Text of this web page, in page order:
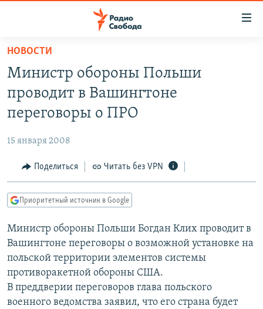
упрощенного
доступа
основному
Вернутся
Вернутся
поиску
АВТОРСКИЕ ПРОЕКТЫ
МНЕНИЯ
КУЛЬТУРА
КАВКАЗ.РЕАЛИИ
СЕВЕР.РЕАЛИИ
СИБИРЬ.РЕАЛИИ
РАСПИСАНИЕ ВЕЩАНИЯ
ПОДПИШИТЕСЬ НА РАССЫЛКУ
НОВОСТИ
Министр обороны Польши
проводит в Вашингтоне
переговоры о ПРО
15 января 2008
Поделиться Читать без VPN
Приоритетный источник в Google
Министр обороны Польши Богдан Клих проводит в
Вашингтоне переговоры о возможной установке на
польской территории элементов системы
противоракетной обороны США.
В преддверии переговоров глава польского
военного ведомства заявил, что его страна будет